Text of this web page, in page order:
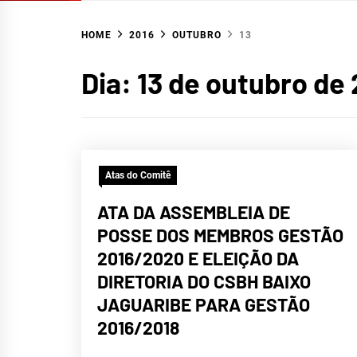
HOME 2016 OUTUBRO 13
Dia: 13 de outubro de
Atas do Comitê
ATA DA ASSEMBLEIA DE
POSSE DOS MEMBROS GESTÃO
2016/2020 E ELEIÇÃO DA
DIRETORIA DO CSBH BAIXO
JAGUARIBE PARA GESTÃO
2016/2018